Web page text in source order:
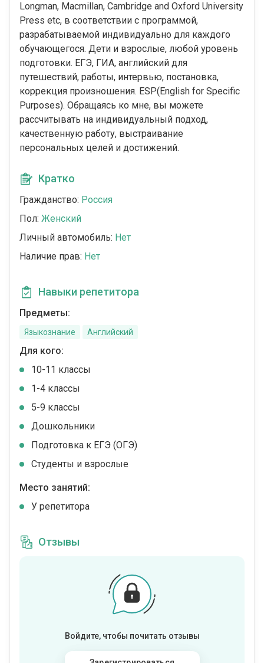
Longman, Macmillan, Cambridge and Oxford University
Press etc, в соответствии с программой,
разрабатываемой индивидуально для каждого
обучающегося. Дети и взрослые, любой уровень
подготовки. ЕГЭ, ГИА, английский для
путешествий, работы, интервью, постановка,
коррекция произношения. ESP(English for Specific
Purposes). Обращаясь ко мне, вы можете
рассчитывать на индивидуальный подход,
качественную работу, выстраивание
персональных целей и достижений.
Кратко
Гражданство: Россия
Пол: Женский
Личный автомобиль: Нет
Наличие прав: Нет
Навыки репетитора
Предметы:
Языкознание Английский
Для кого:
10-11 классы
1-4 классы
5-9 классы
Дошкольники
Подготовка к ЕГЭ (ОГЭ)
Студенты и взрослые
Место занятий:
У репетитора
Отзывы
Войдите, чтобы почитать отзывы